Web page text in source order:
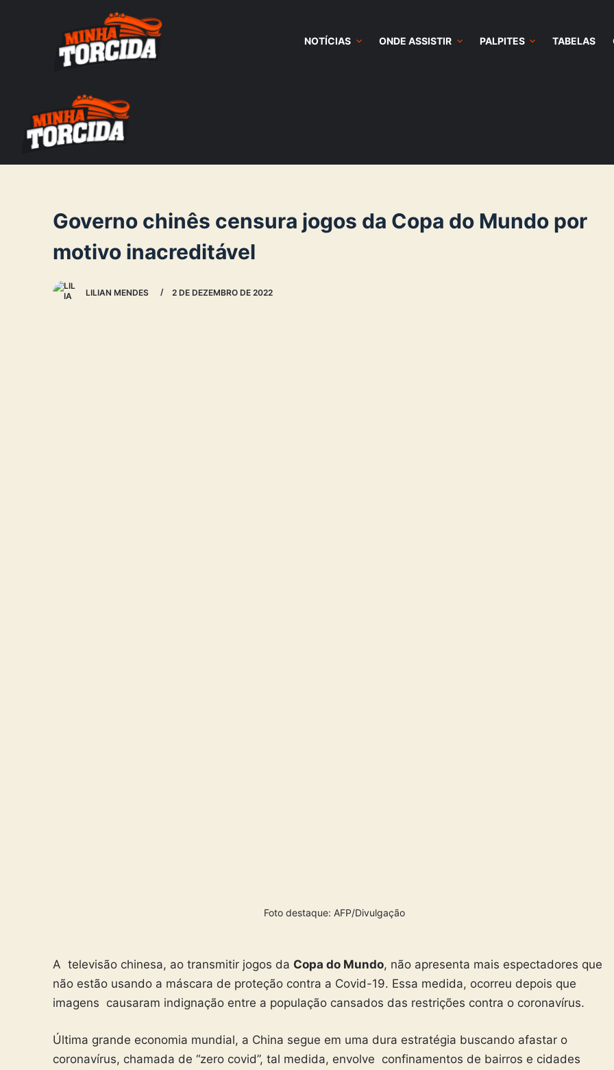
NOTÍCIAS ONDE ASSISTIR PALPITES TABELAS
Governo chinês censura jogos da Copa do Mundo por
motivo inacreditável
LILIAN MENDES 2 DE DEZEMBRO DE 2022
Foto destaque: AFP/Divulgação
A televisão chinesa, ao transmitir jogos da Copa do Mundo, não apresenta mais espectadores que
não estão usando a máscara de proteção contra a Covid-19. Essa medida, ocorreu depois que
imagens causaram indignação entre a população cansados das restrições contra o coronavírus.
Última grande economia mundial, a China segue em uma dura estratégia buscando afastar o
coronavírus, chamada de “zero covid”, tal medida, envolve confinamentos de bairros e cidades